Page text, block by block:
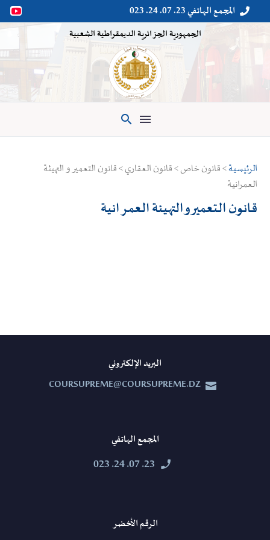

 المجمع الهاتفي 23. 07. 24. 023
الجمهورية الجزائرية الديمقراطية الشعبية

الرئيسية> قانون خاص > قانون العقاري > قانون التعمير و التهيئة
العمرانية
قانون التعمير و التهيئة العمرانية
البريد الإلكتروني


COURSUPREME@COURSUPREME.DZ
المجمع الهاتفي


23. 07. 24. 023
الرقم الأخضر